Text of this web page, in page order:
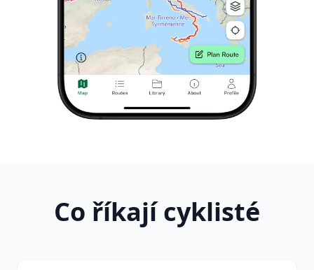
Co říkají cyklisté